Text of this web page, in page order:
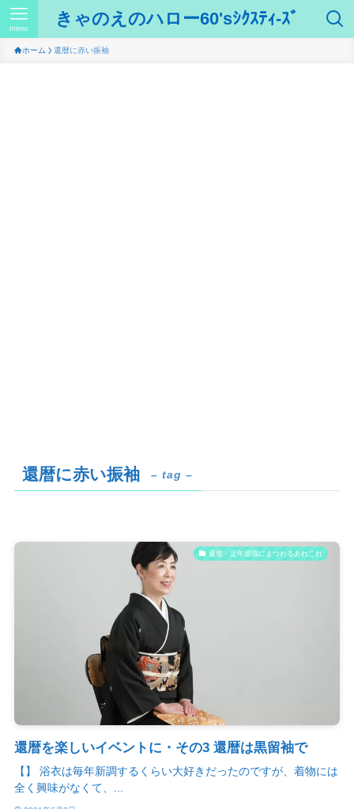
きゃのえのハロー60'sｼｸｽﾃｨ-ｽﾞ
menu
ホーム 還暦に赤い振袖
還暦に赤い振袖 – tag –
還暦・定年退職にまつわるあれこれ
還暦を楽しいイベントに・その3 還暦は黒留袖で
【】 浴衣は毎年新調するくらい大好きだったのですが、着物には
全く興味がなくて、...